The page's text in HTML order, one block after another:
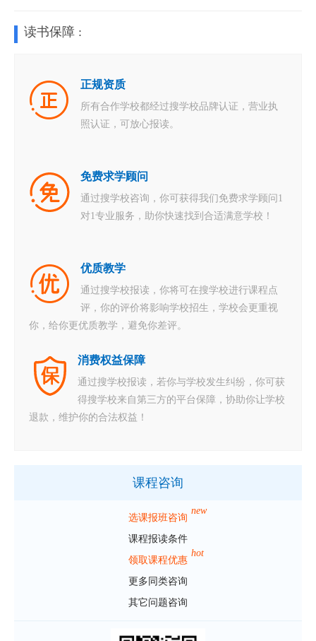
读书保障 :
正规资质
所有合作学校都经过搜学校品牌认证，营业执
照认证，可放心报读。
免费求学顾问
通过搜学校咨询，你可获得我们免费求学顾问1
对1专业服务，助你快速找到合适满意学校！
优质教学
通过搜学校报读，你将可在搜学校进行课程点
评，你的评价将影响学校招生，学校会更重视
你，给你更优质教学，避免你差评。
消费权益保障
通过搜学校报读，若你与学校发生纠纷，你可获
得搜学校来自第三方的平台保障，协助你让学校
退款，维护你的合法权益！
课程咨询
选课报班咨询
new
课程报读条件
领取课程优惠
hot
更多同类咨询
其它问题咨询